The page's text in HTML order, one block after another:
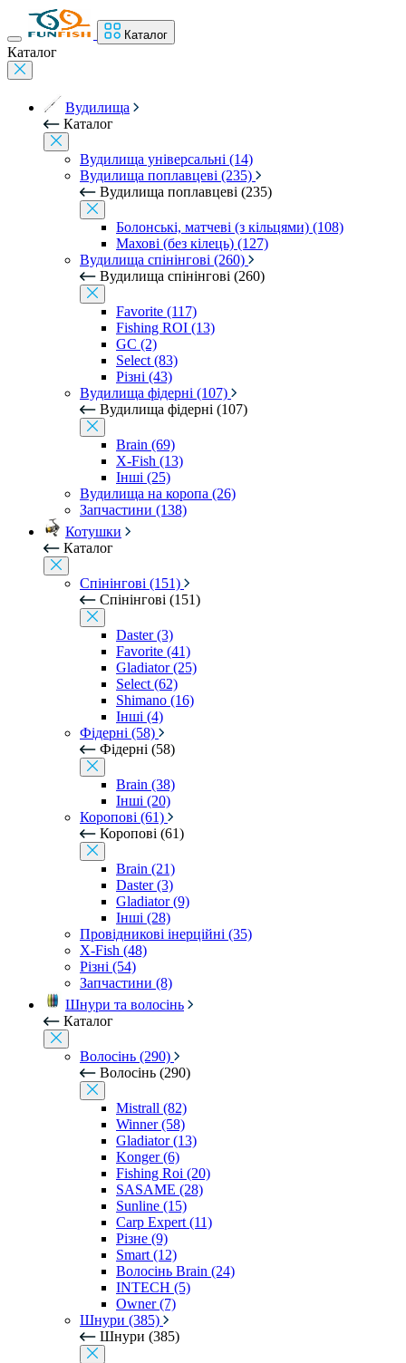
Каталог
Каталог
Вудилища
Каталог
Вудилища універсальні (14)
Вудилища поплавцеві (235)
Вудилища поплавцеві (235)
Болонські, матчеві (з кільцями) (108)
Махові (без кілець) (127)
Вудилища спінінгові (260)
Вудилища спінінгові (260)
Favorite (117)
Fishing ROI (13)
GC (2)
Select (83)
Різні (43)
Вудилища фідерні (107)
Вудилища фідерні (107)
Brain (69)
X-Fish (13)
Інші (25)
Вудилища на коропа (26)
Запчастини (138)
Котушки
Каталог
Спінінгові (151)
Спінінгові (151)
Daster (3)
Favorite (41)
Gladiator (25)
Select (62)
Shimano (16)
Інші (4)
Фідерні (58)
Фідерні (58)
Brain (38)
Інші (20)
Коропові (61)
Коропові (61)
Brain (21)
Daster (3)
Gladiator (9)
Інші (28)
Провідникові інерційні (35)
X-Fish (48)
Різні (54)
Запчастини (8)
Шнури та волосінь
Каталог
Волосінь (290)
Волосінь (290)
Mistrall (82)
Winner (58)
Gladiator (13)
Konger (6)
Fishing Roi (20)
SASAME (28)
Sunline (15)
Carp Expert (11)
Різне (9)
Smart (12)
Волосінь Brain (24)
INTECH (5)
Owner (7)
Шнури (385)
Шнури (385)